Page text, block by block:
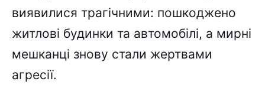
виявилися трагічними: пошкоджено
житлові будинки та автомобілі, а мирні
мешканці знову стали жертвами
агресії.